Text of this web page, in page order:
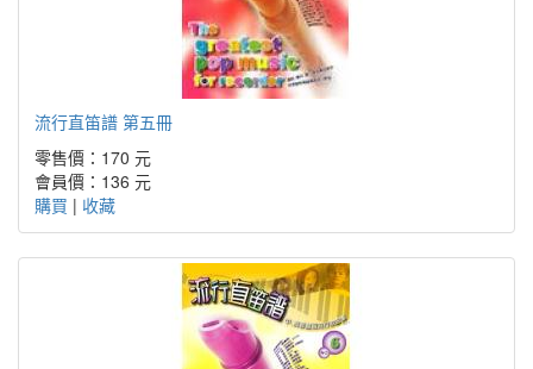
流行直笛譜 第五冊
零售價：170 元
會員價：136 元
購買 | 收藏